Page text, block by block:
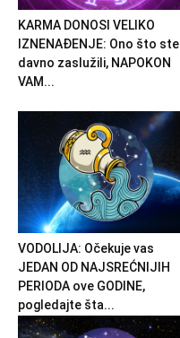
KARMA DONOSI VELIKO
IZNENAĐENJE: Ono što ste
davno zaslužili, NAPOKON
VAM...
VODOLIJA: Očekuje vas
JEDAN OD NAJSREĆNIJIH
PERIODA ove GODINE,
pogledajte šta...